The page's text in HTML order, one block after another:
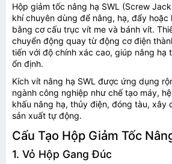
Hộp giảm tốc nâng hạ SWL (Screw
khí chuyên dùng để nâng, hạ, đẩy hoặc
bằng cơ cấu trục vít me và bánh vít.
chuyển động quay từ động cơ điện
tiến với độ chính xác cao, giúp nâng hạ
ổn định.
Kích vít nâng hạ SWL được ứng dụng
ngành công nghiệp như chế tạo máy,
khấu nâng hạ, thủy điện, đóng tàu, xây
sản xuất tự động.
Cấu Tạo Hộp Giảm Tốc
1. Vỏ Hộp Gang Đúc